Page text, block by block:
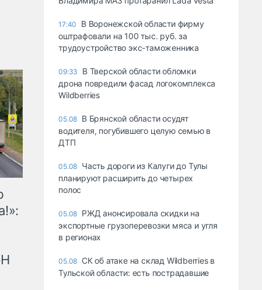
17:40
В Воронежской области фирму
оштрафовали на 100 тыс. руб. за
трудоустройство экс-таможенника
09:33
В Тверской области обломки
дрона повредили фасад логокомплекса
Wildberries
05.08 В Брянской области осудят
водителя, погубившего целую семью в
ДТП
05.08 Часть дороги из Калуги до Тулы
планируют расширить до четырех
полос
05.08 РЖД анонсировала скидки на
экспортные грузоперевозки мяса и угля
в регионах
05.08 СК об атаке на склад Wildberries в
Тульской области: есть пострадавшие